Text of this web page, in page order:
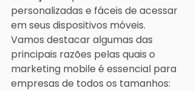
personalizadas e fáceis de acessar
em seus dispositivos móveis.
Vamos destacar algumas das
principais razões pelas quais o
marketing mobile é essencial para
empresas de todos os tamanhos: